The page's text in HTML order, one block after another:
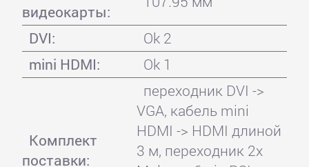
видеокарты:
DVI:
Ok 2
mini HDMI:
Ok 1
Комплект
поставки:
переходник DVI ->
VGA, кабель mini
HDMI -> HDMI длиной
3 м, переходник 2x